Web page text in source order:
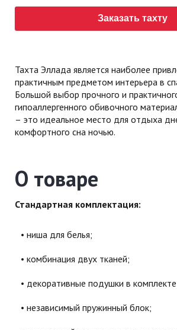
Заказать тахту
Тахта Эллада является наиболее
практичным предметом интерьера в
Большой выбор прочного и
гипоаллергенного обивочного
– это идеальное место для отдыха
комфортного сна ночью.
О товаре
Стандартная комплектация:
ниша для белья;
комбинация двух тканей;
декоративные подушки в
независимый пружинный блок;